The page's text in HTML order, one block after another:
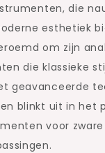
die
esthetiek
om zijn
die klassieke
geavanceerde
blinkt uit in het
voor